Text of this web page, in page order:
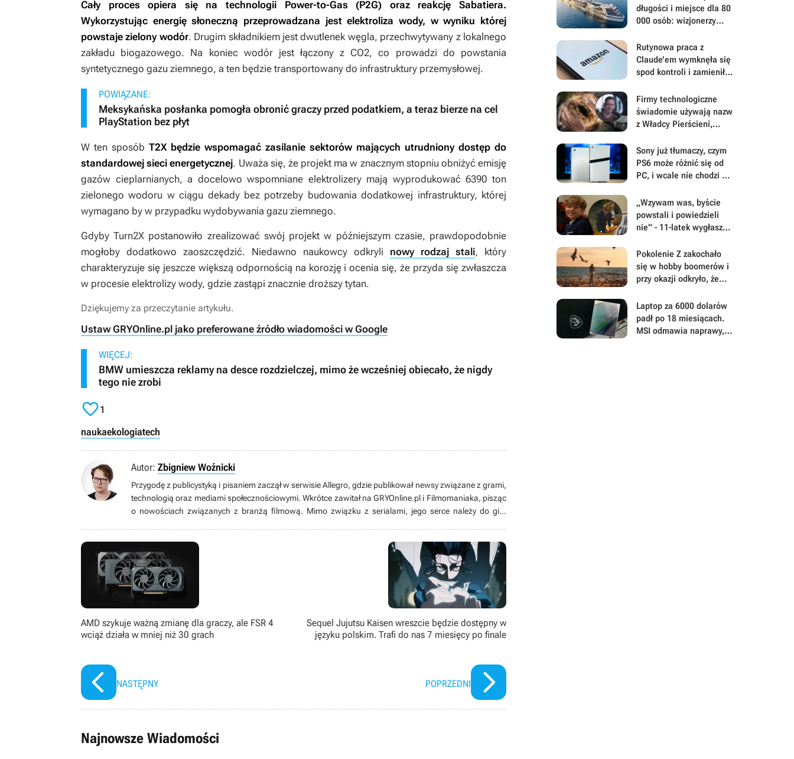
Cały proces opiera się na technologii Power-to-Gas (P2G) oraz reakcję Sabatiera.
Wykorzystując energię słoneczną przeprowadzana jest elektroliza wody, w wyniku której
powstaje zielony wodór. Drugim składnikiem jest dwutlenek węgla, przechwytywany z lokalnego
zakładu biogazowego. Na koniec wodór jest łączony z CO2, co prowadzi do powstania
syntetycznego gazu ziemnego, a ten będzie transportowany do infrastruktury przemysłowej.
POWIĄZANE:
Meksykańska posłanka pomogła obronić graczy przed podatkiem, a teraz bierze na cel
PlayStation bez płyt
W ten sposób T2X będzie wspomagać zasilanie sektorów mających utrudniony dostęp do
standardowej sieci energetycznej. Uważa się, że projekt ma w znacznym stopniu obniżyć emisję
gazów cieplarnianych, a docelowo wspomniane elektrolizery mają wyprodukować 6390 ton
zielonego wodoru w ciągu dekady bez potrzeby budowania dodatkowej infrastruktury, której
wymagano by w przypadku wydobywania gazu ziemnego.
Gdyby Turn2X postanowiło zrealizować swój projekt w późniejszym czasie, prawdopodobnie
mogłoby dodatkowo zaoszczędzić. Niedawno naukowcy odkryli nowy rodzaj stali, który
charakteryzuje się jeszcze większą odpornością na korozję i ocenia się, że przyda się zwłaszcza
w procesie elektrolizy wody, gdzie zastąpi znacznie droższy tytan.
Dziękujemy za przeczytanie artykułu.
Ustaw GRYOnline.pl jako preferowane źródło wiadomości w Google
WIĘCEJ:
BMW umieszcza reklamy na desce rozdzielczej, mimo że wcześniej obiecało, że nigdy
tego nie zrobi
1
naukaekologiatech
Autor: Zbigniew Woźnicki
Przygodę z publicystyką i pisaniem zaczął w serwisie Allegro, gdzie publikował newsy związane z grami,
technologią oraz mediami społecznościowymi. Wkrótce zawitał na GRYOnline.pl i Filmomaniaka, pisząc
o nowościach związanych z branżą filmową. Mimo związku z serialami, jego serce należy do gier
mmorpg.org.pl. Uwielbia ponarzekać, ale oczywiście konstruktywnie i z umiarem. Na forum pisze pod
ksywką Canaton.
AMD szykuje ważną zmianę dla graczy, ale FSR 4
wciąż działa w mniej niż 30 grach
NASTĘPNY
Sequel Jujutsu Kaisen wreszcie będzie dostępny w
języku polskim. Trafi do nas 7 miesięcy po finale
POPRZEDNI
Najnowsze Wiadomości
długości i miejsce dla 80
000 osób: wizjonerzy
na świecie prawdziwe
pływające miasto -
jednak wątpliwości co do
uzasadnione
Rutynowa praca z
Claude’em wymknęła się
spod kontroli i zamieniła
dla Amazona
Firmy technologiczne
świadomie używają nazw
z Władcy Pierścieni,
są tymi dobrymi
Sony już tłumaczy, czym
PS6 może różnić się od
PC, i wcale nie chodzi o
„Wzywam was, byście
powstali i powiedzieli
nie” - 11-latek wygłasza
zapobiec budowie
ogromnego centrum
danych AI od Google
Pokolenie Z zakochało
się w hobby boomerów i
przy okazji odkryło, że
Laptop za 6000 dolarów
padł po 18 miesiącach.
MSI odmawia naprawy, a